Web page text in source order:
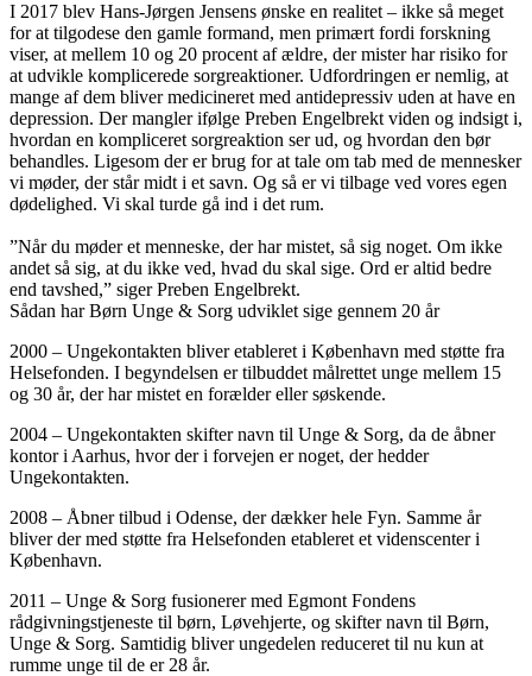
I 2017 blev Hans-Jørgen Jensens ønske en realitet – ikke så meget
for at tilgodese den gamle formand, men primært fordi forskning
viser, at mellem 10 og 20 procent af ældre, der mister har risiko for
at udvikle komplicerede sorgreaktioner. Udfordringen er nemlig, at
mange af dem bliver medicineret med antidepressiv uden at have en
depression. Der mangler ifølge Preben Engelbrekt viden og indsigt i,
hvordan en kompliceret sorgreaktion ser ud, og hvordan den bør
behandles. Ligesom der er brug for at tale om tab med de mennesker
vi møder, der står midt i et savn. Og så er vi tilbage ved vores egen
dødelighed. Vi skal turde gå ind i det rum.
”Når du møder et menneske, der har mistet, så sig noget. Om ikke
andet så sig, at du ikke ved, hvad du skal sige. Ord er altid bedre
end tavshed,” siger Preben Engelbrekt.
Sådan har Børn Unge & Sorg udviklet sige gennem 20 år
2000 – Ungekontakten bliver etableret i København med støtte fra
Helsefonden. I begyndelsen er tilbuddet målrettet unge mellem 15
og 30 år, der har mistet en forælder eller søskende.
2004 – Ungekontakten skifter navn til Unge & Sorg, da de åbner
kontor i Aarhus, hvor der i forvejen er noget, der hedder
Ungekontakten.
2008 – Åbner tilbud i Odense, der dækker hele Fyn. Samme år
bliver der med støtte fra Helsefonden etableret et videnscenter i
København.
2011 – Unge & Sorg fusionerer med Egmont Fondens
rådgivningstjeneste til børn, Løvehjerte, og skifter navn til Børn,
Unge & Sorg. Samtidig bliver ungedelen reduceret til nu kun at
rumme unge til de er 28 år.